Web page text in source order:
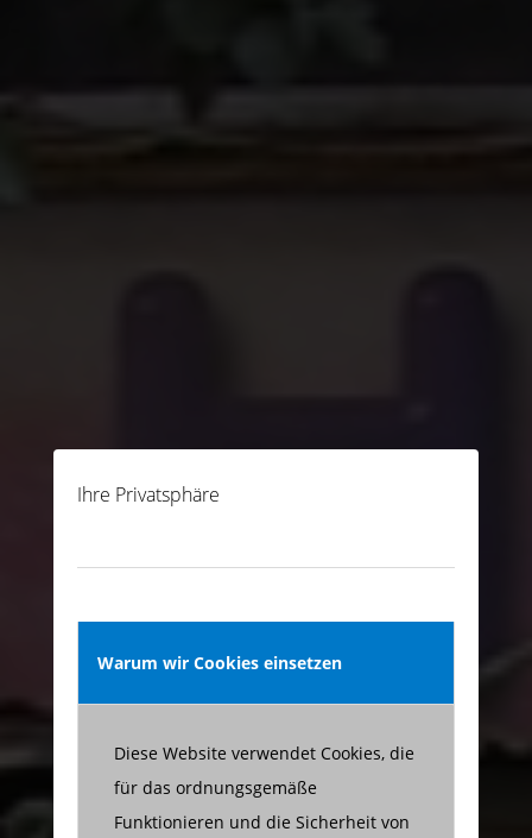
Ihre Privatsphäre
Warum wir Cookies einsetzen
Diese Website verwendet Cookies, die
für das ordnungsgemäße
Funktionieren und die Sicherheit von